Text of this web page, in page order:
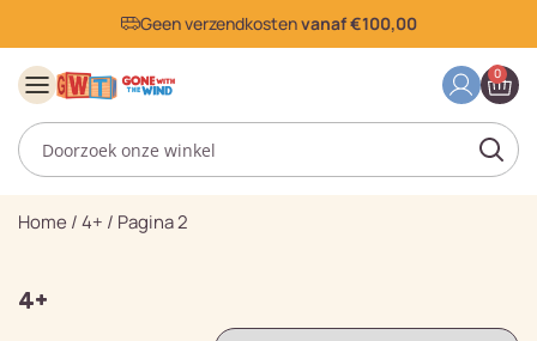
Geen verzendkostenvanaf €100,00
0
Home /4+ / Pagina 2
4+